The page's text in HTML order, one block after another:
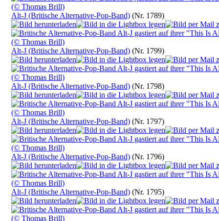
Alt-J (Britische Alternative-Pop-Band) (Nr. 1789)
Alt-J (Britische Alternative-Pop-Band) (Nr. 1799)
Alt-J (Britische Alternative-Pop-Band) (Nr. 1798)
Alt-J (Britische Alternative-Pop-Band) (Nr. 1797)
Alt-J (Britische Alternative-Pop-Band) (Nr. 1796)
Alt-J (Britische Alternative-Pop-Band) (Nr. 1795)